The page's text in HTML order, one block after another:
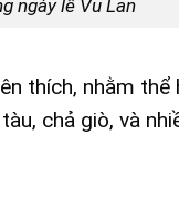
ngày lễ Vu Lan
thích, nhằm thể
chả giò, và